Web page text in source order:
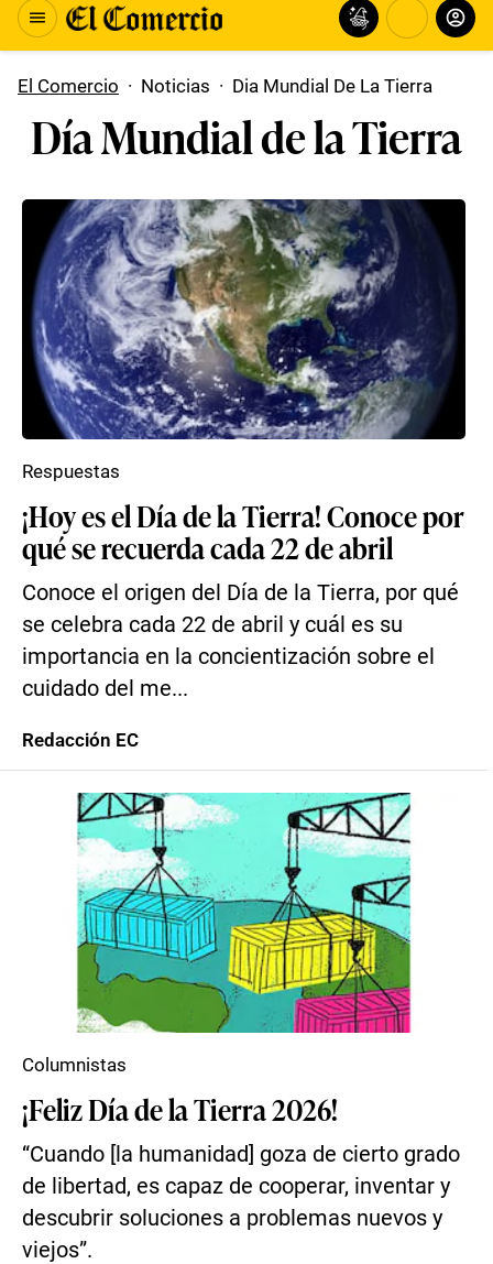
El Comercio · Noticias · Dia Mundial De La Tierra
Día Mundial de la Tierra
¡Hoy es el Día de la Tierra! Conoce por
qué se recuerda cada 22 de abril
Conoce el origen del Día de la Tierra, por qué
se celebra cada 22 de abril y cuál es su
importancia en la concientización sobre el
cuidado del me...
Respuestas
Redacción EC
¡Feliz Día de la Tierra 2026!
“Cuando [la humanidad] goza de cierto grado
de libertad, es capaz de cooperar, inventar y
descubrir soluciones a problemas nuevos y
viejos”.
Columnistas